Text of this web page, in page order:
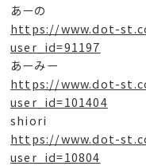
あーの
https://www.dot-
user_id=91197
あーみー
https://www.dot-
user_id=101404
shiori
https://www.dot-
user_id=10804